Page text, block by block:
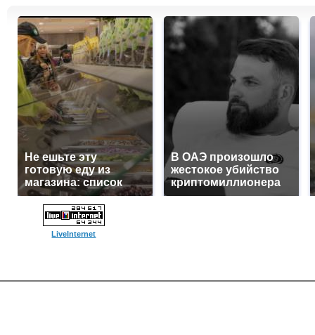
Не ешьте эту
готовую еду из
магазина: список
В ОАЭ произошло
жестокое убийство
криптомиллионера
LiveInternet